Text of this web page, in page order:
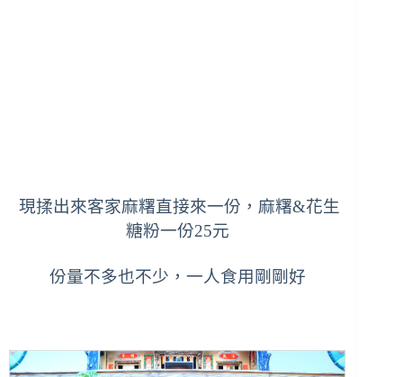
現揉出來客家麻糬直接來一份，麻糬&花生
糖粉一份25元
份量不多也不少，一人食用剛剛好